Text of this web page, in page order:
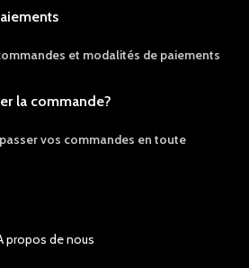
ommandes et modalités de paiements
la commande?
vos commandes en toute
propos de nous